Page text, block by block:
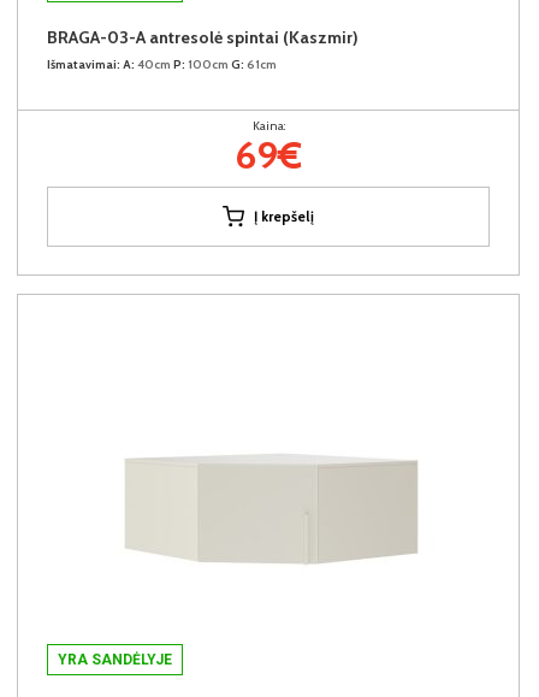
BRAGA-03-A antresolė spintai (Kaszmir)
Išmatavimai: A: 40cm P: 100cm G: 61cm
Kaina:
69€
Į krepšelį
YRA SANDĖLYJE